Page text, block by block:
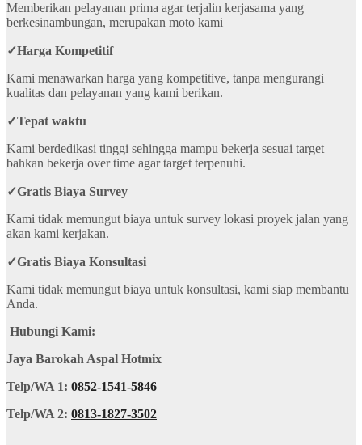
Memberikan pelayanan prima agar terjalin kerjasama yang
berkesinambungan, merupakan moto kami
✓Harga Kompetitif
Kami menawarkan harga yang kompetitive, tanpa mengurangi
kualitas dan pelayanan yang kami berikan.
✓Tepat waktu
Kami berdedikasi tinggi sehingga mampu bekerja sesuai target
bahkan bekerja over time agar target terpenuhi.
✓Gratis Biaya Survey
Kami tidak memungut biaya untuk survey lokasi proyek jalan yang
akan kami kerjakan.
✓Gratis Biaya Konsultasi
Kami tidak memungut biaya untuk konsultasi, kami siap membantu
Anda.
Hubungi Kami:
Jaya Barokah Aspal Hotmix
Telp/WA 1: 0852-1541-5846
Telp/WA 2: 0813-1827-3502